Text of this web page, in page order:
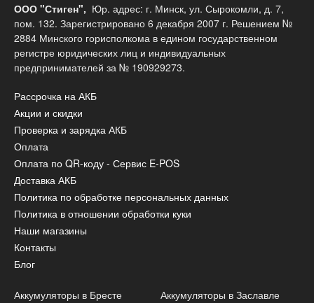
ООО "Стиген", Юр. адрес: г. Минск, ул. Сырокомли, д. 7,
пом. 132. Зарегистрировано 6 декабря 2007 г. Решением №
2884 Минского горисполкома в едином государственном
регистре юридических лиц и индивидуальных
предпринимателей за № 190929273.
Рассрочка на АКБ
Акции и скидки
Проверка и зарядка АКБ
Оплата
Оплата по QR-коду - Сервис E-POS
Доставка АКБ
Политика по обработке персональных данных
Политика в отношении обработки куки
Наши магазины
Контакты
Блог
Аккумуляторы в Бресте
Аккумуляторы в Заславле